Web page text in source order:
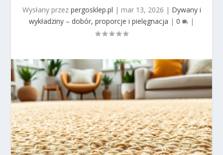
Wysłany przez pergosklep.pl | mar 13, 2026 | Dywany i
wykładziny – dobór, proporcje i pielęgnacja | 0 |